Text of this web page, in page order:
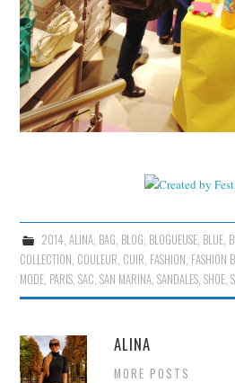
2014, ALINA, BAG, BLOG, BLOGUEUSE, BLUE,
COLLECTION, COULEUR, CUIR, FASHION, FASHION
MODE, PARIS,SAC,SAN MARINA,SANDALES,SHOE,
ALINA
MORE POSTS